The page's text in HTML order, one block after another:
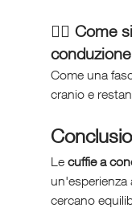
🏃‍♀️ Come
Come una
cranio e
Le cuffie a
un'esperienza
cercano